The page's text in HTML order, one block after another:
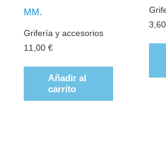
MM.
Grifería y accesorios
11,00€
Añadir al
carrito
3,60